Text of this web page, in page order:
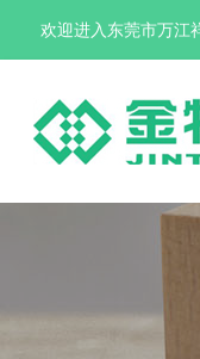
欢迎进入东莞市万江